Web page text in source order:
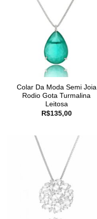
Colar Da Moda Semi Joia
Rodio Gota Turmalina
Leitosa
R$135,00